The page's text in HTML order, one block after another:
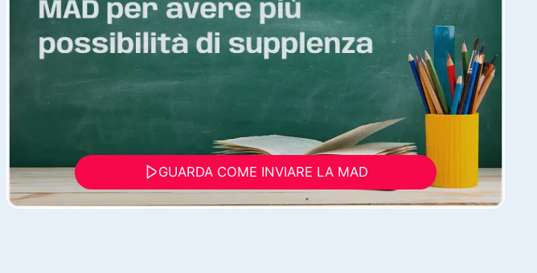
GUARDA COME INVIARE LA MAD